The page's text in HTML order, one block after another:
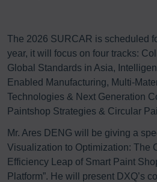
The 2026 SURCAR is scheduled
year, it will focus on four tracks:
Global Standards in Asia,
Enabled Manufacturing, Multi-
Technologies & Next Generation
Paintshop Strategies & Circular
Mr. Ares DENG will be giving a
Visualization to Optimization: The
Efficiency Leap of Smart Paint
Platform”. He will present DXQ’s